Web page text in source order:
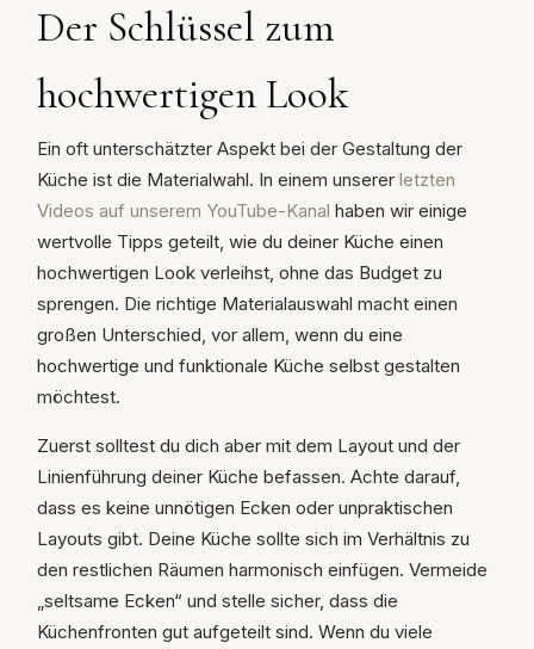
Der Schlüssel zum
hochwertigen Look
Ein oft unterschätzter Aspekt bei der Gestaltung der
Küche ist die Materialwahl. In einem unserer letzten
Videos auf unserem YouTube-Kanal haben wir einige
wertvolle Tipps geteilt, wie du deiner Küche einen
hochwertigen Look verleihst, ohne das Budget zu
sprengen. Die richtige Materialauswahl macht einen
großen Unterschied, vor allem, wenn du eine
hochwertige und funktionale Küche selbst gestalten
möchtest.
Zuerst solltest du dich aber mit dem Layout und der
Linienführung deiner Küche befassen. Achte darauf,
dass es keine unnötigen Ecken oder unpraktischen
Layouts gibt. Deine Küche sollte sich im Verhältnis zu
den restlichen Räumen harmonisch einfügen. Vermeide
„seltsame Ecken“ und stelle sicher, dass die
Küchenfronten gut aufgeteilt sind. Wenn du viele